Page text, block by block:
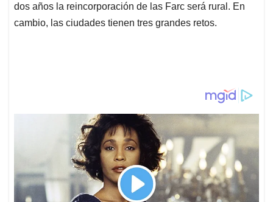
dos años la reincorporación de las Farc será rural. En
cambio, las ciudades tienen tres grandes retos.